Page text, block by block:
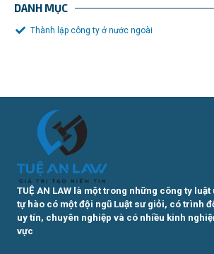
DANH MỤC
Thành lập công ty ở nước ngoài
TUỆ AN LAW là một trong những công ty luật
tự hào có một đội ngũ Luật sư giỏi, có trình
uy tín, chuyên nghiệp và có nhiều kinh
vực